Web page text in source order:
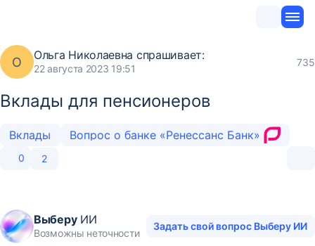
О Ольга Николаевна спрашивает:
22 августа 2023 19:51
735
Вклады для пенсионеров
Вклады Вопрос о банке «Ренессанс Банк»
0 2
ВыберуИИ
Возможны неточности
Задать свой вопрос Выберу ИИ